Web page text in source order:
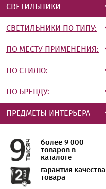
СВЕТИЛЬНИКИ
СВЕТИЛЬНИКИ ПО ТИПУ:
ПО МЕСТУ ПРИМЕНЕНИЯ:
ПО СТИЛЮ:
ПО БРЕНДУ:
ПРЕДМЕТЫ ИНТЕРЬЕРА
более 9 000
товаров в
каталоге
гарантия качества
товара